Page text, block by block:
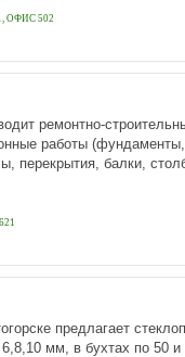
ОФИС 502
ремонтно-
работы
перекрытия, балки,
предлагает
мм, в бухтах по 50